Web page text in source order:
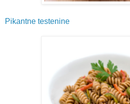
Pikantne testenine